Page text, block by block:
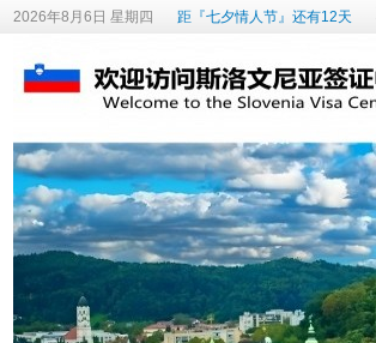
2026年8月6日 星期四 距『七夕情人节』还有12天